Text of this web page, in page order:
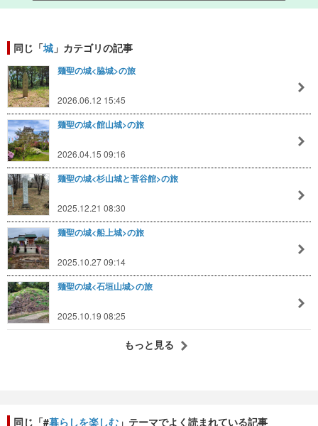
同じ「城 」カテゴリの記事
麺聖の城<脇城>の旅
2026.06.12 15:45
麺聖の城<館山城>の旅
2026.04.15 09:16
麺聖の城<杉山城と菅谷館>の旅
2025.12.21 08:30
麺聖の城<船上城>の旅
2025.10.27 09:14
麺聖の城<石垣山城>の旅
2025.10.19 08:25
もっと見る
同じ「#暮らしを楽しむ 」テーマでよく読まれている記事